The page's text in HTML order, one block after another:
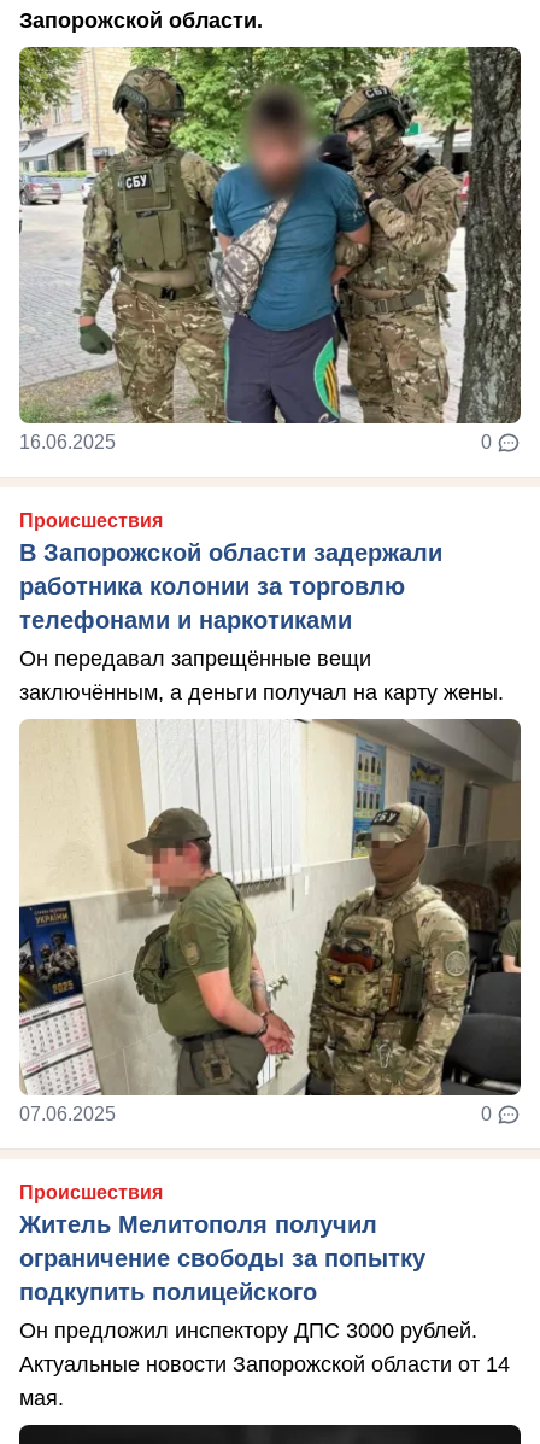
Запорожской области.
16.06.2025 0
Происшествия
В Запорожской области задержали
работника колонии за торговлю
телефонами и наркотиками
Он передавал запрещённые вещи
заключённым, а деньги получал на карту жены.
07.06.2025 0
Происшествия
Житель Мелитополя получил
ограничение свободы за попытку
подкупить полицейского
Он предложил инспектору ДПС 3000 рублей.
Актуальные новости Запорожской области от 14
мая.